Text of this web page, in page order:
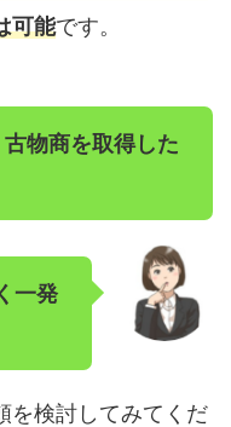
可能です。
物商を取得した
一発
を検討してみてくだ